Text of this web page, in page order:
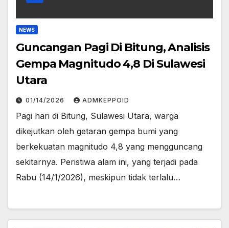
NEWS
Guncangan Pagi Di Bitung, Analisis
Gempa Magnitudo 4,8 Di Sulawesi
Utara
01/14/2026 ADMKEPPOID
Pagi hari di Bitung, Sulawesi Utara, warga
dikejutkan oleh getaran gempa bumi yang
berkekuatan magnitudo 4,8 yang mengguncang
sekitarnya. Peristiwa alam ini, yang terjadi pada
Rabu (14/1/2026), meskipun tidak terlalu…